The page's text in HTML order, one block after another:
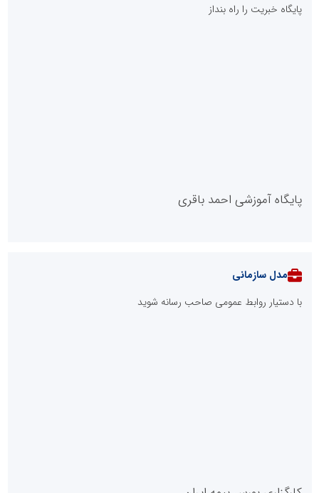
پایگاه خبریت را راه بنداز
پایگاه آموزشی احمد باقری
مدل سازمانی
با دستیار روابط عمومی صاحب رسانه شوید